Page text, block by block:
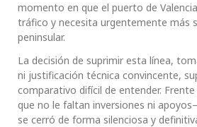
momento en que el puerto de
tráfico y necesita urgentemente más
peninsular.
La decisión de suprimir esta línea,
ni justificación técnica convincente,
comparativo difícil de entender.
que no le faltan inversiones ni
se cerró de forma silenciosa y